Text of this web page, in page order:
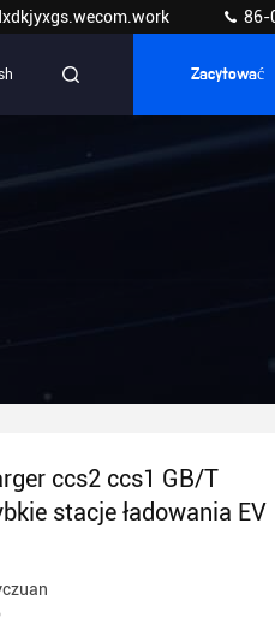
86-
Zacytować
ccs2 ccs1 GB/T
stacje ładowania EV